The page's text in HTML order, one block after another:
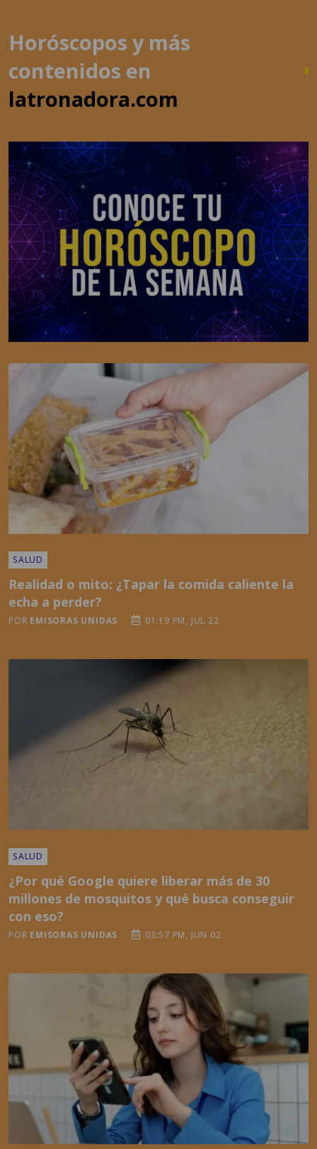
Horóscopos y más
contenidos en
latronadora.com
SALUD
Realidad o mito: ¿Tapar la comida caliente la
echa a perder?
POR EMISORAS UNIDAS 01:19 PM, JUL 22
SALUD
¿Por qué Google quiere liberar más de 30
millones de mosquitos y qué busca conseguir
con eso?
POR EMISORAS UNIDAS 03:57 PM, JUN 02